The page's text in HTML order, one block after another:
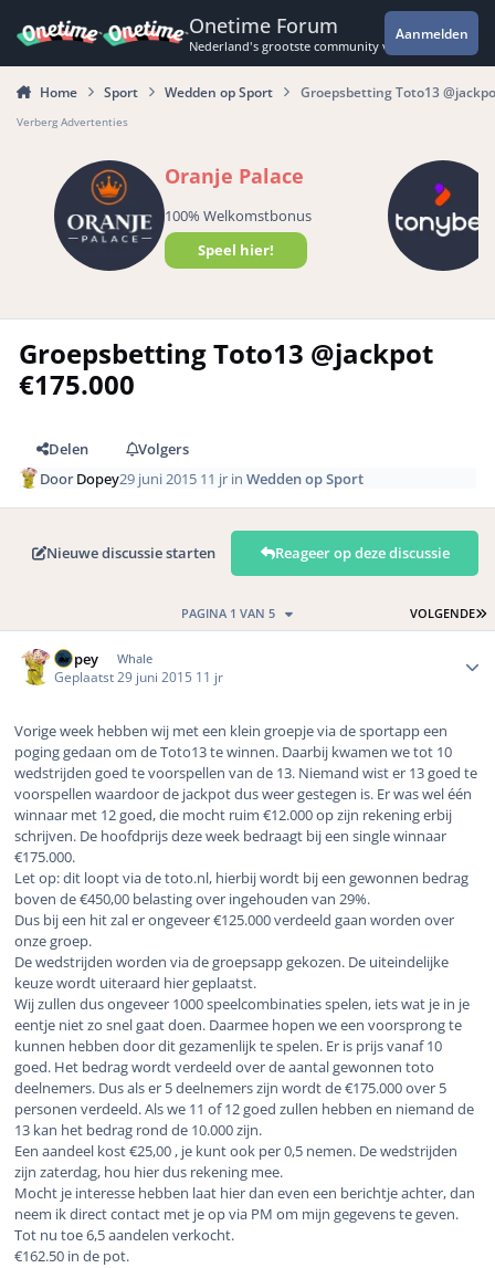
Onetime Forum
Nederland's grootste community voor de
Aanmelden
Home Sport Wedden op Sport Groepsbetting Toto13
Verberg Advertenties
Oranje Palace
100% Welkomstbonus
Speel hier!
Groepsbetting Toto13 @jackpot
€175.000
Delen
Volgers
DoorDopey29 juni 2015 11 jr inWedden op Sport
Nieuwe discussie starten Reageer op deze discussie
VOLGENDE
PAGINA 1 VAN 5
Dopey Whale
Geplaatst 29 juni 2015 11 jr
Vorige week hebben wij met een klein groepje via de sportapp een
poging gedaan om de Toto13 te winnen. Daarbij kwamen we tot 10
wedstrijden goed te voorspellen van de 13. Niemand wist er 13 goed te
voorspellen waardoor de jackpot dus weer gestegen is. Er was wel één
winnaar met 12 goed, die mocht ruim €12.000 op zijn rekening erbij
schrijven. De hoofdprijs deze week bedraagt bij een single winnaar
€175.000.
Let op: dit loopt via de toto.nl, hierbij wordt bij een gewonnen bedrag
boven de €450,00 belasting over ingehouden van 29%.
Dus bij een hit zal er ongeveer €125.000 verdeeld gaan worden over
onze groep.
De wedstrijden worden via de groepsapp gekozen. De uiteindelijke
keuze wordt uiteraard hier geplaatst.
Wij zullen dus ongeveer 1000 speelcombinaties spelen, iets wat je in je
eentje niet zo snel gaat doen. Daarmee hopen we een voorsprong te
kunnen hebben door dit gezamenlijk te spelen. Er is prijs vanaf 10
goed. Het bedrag wordt verdeeld over de aantal gewonnen toto
deelnemers. Dus als er 5 deelnemers zijn wordt de €175.000 over 5
personen verdeeld. Als we 11 of 12 goed zullen hebben en niemand de
13 kan het bedrag rond de 10.000 zijn.
Een aandeel kost €25,00 , je kunt ook per 0,5 nemen. De wedstrijden
zijn zaterdag, hou hier dus rekening mee.
Mocht je interesse hebben laat hier dan even een berichtje achter, dan
neem ik direct contact met je op via PM om mijn gegevens te geven.
Tot nu toe 6,5 aandelen verkocht.
€162.50 in de pot.